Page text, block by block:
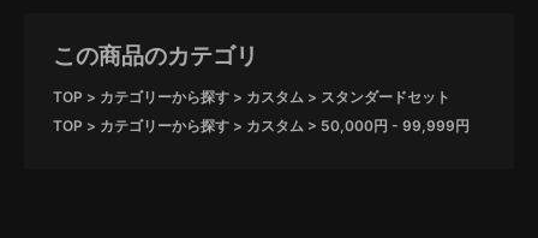
この商品のカテゴリ
TOP カテゴリーから探す カスタム
スタンダードセット
TOP
カテゴリーから探す カスタム 50,000円 - 99,999円